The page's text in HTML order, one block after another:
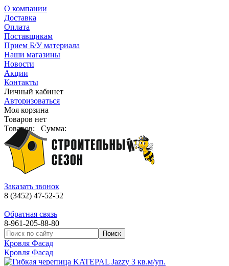
О компании
Доставка
Оплата
Поставщикам
Прием Б/У материала
Наши магазины
Новости
Акции
Контакты
Личный кабинет
Авторизоваться
Моя корзина
Товаров нет
Товаров:
Сумма:
Заказать звонок
8 (3452) 47-52-52
Обратная связь
8-961-205-88-80
Кровля Фасад
Кровля Фасад